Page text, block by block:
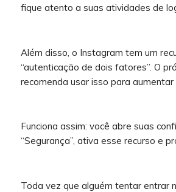
fique atento a suas atividades de
Além disso, o Instagram tem um
“autenticação de dois fatores”. O
recomenda usar isso para aumentar
Funciona assim: você abre suas
“Segurança”, ativa esse recurso e
Toda vez que alguém tentar entrar